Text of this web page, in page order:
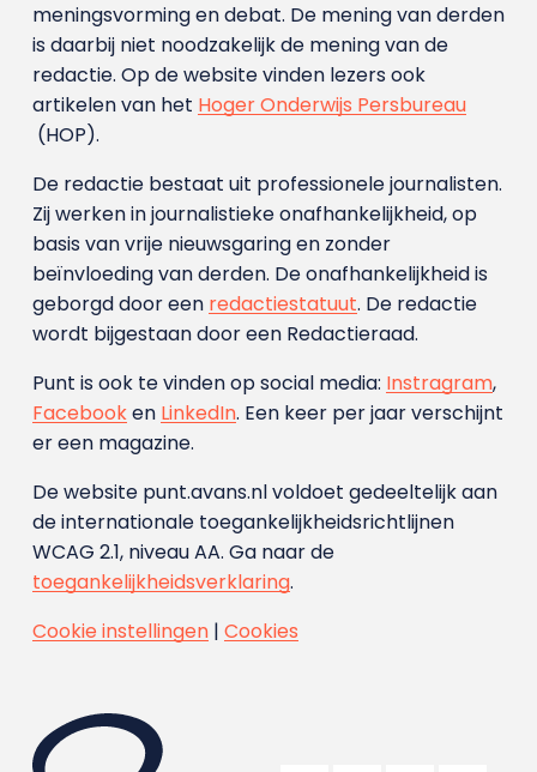
meningsvorming en debat. De mening van derden
is daarbij niet noodzakelijk de mening van de
redactie. Op de website vinden lezers ook
artikelen van het Hoger Onderwijs Persbureau
(HOP).
De redactie bestaat uit professionele journalisten.
Zij werken in journalistieke onafhankelijkheid, op
basis van vrije nieuwsgaring en zonder
beïnvloeding van derden. De onafhankelijkheid is
geborgd door een redactiestatuut. De redactie
wordt bijgestaan door een Redactieraad.
Punt is ook te vinden op social media: Instragram,
Facebooken LinkedIn. Een keer per jaar verschijnt
er een magazine.
De website punt.avans.nl voldoet gedeeltelijk aan
de internationale toegankelijkheidsrichtlijnen
WCAG 2.1, niveau AA. Ga naar de
toegankelijkheidsverklaring.
Cookie instellingen| Cookies